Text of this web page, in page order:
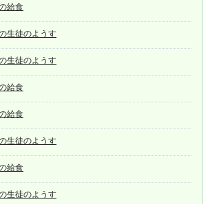
給食
生徒のようす
生徒のようす
給食
給食
生徒のようす
給食
生徒のようす